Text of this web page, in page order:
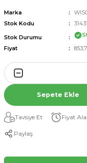
Marka
Stok Kodu
Stok Durumu
Fiyat
Sepete Ekle
Tavsiye Et Fiyat
Paylaş